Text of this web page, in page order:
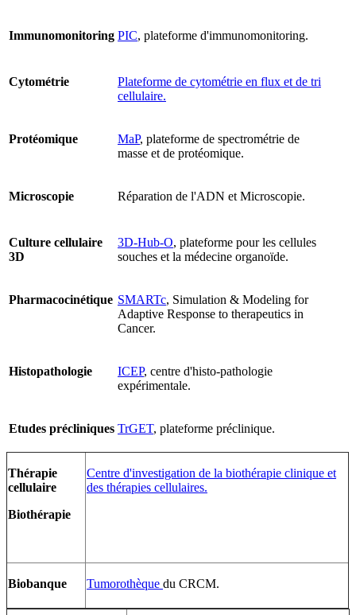
Immunomonitoring PIC, plateforme d'immunomonitoring.
Cytométrie
Plateforme de cytométrie en flux et de tri
cellulaire.
Protéomique MaP, plateforme de spectrométrie de
masse et de protéomique.
Microscopie Réparation de l'ADN et Microscopie.
Culture cellulaire
3D
3D-Hub-O, plateforme pour les cellules
souches et la médecine organoïde.
Pharmacocinétique SMARTc, Simulation & Modeling for
Adaptive Response to therapeutics in
Cancer.
Histopathologie ICEP, centre d'histo-pathologie
expérimentale.
Etudes précliniques TrGET, plateforme préclinique.
Thérapie
cellulaire
Biothérapie
Centre d'investigation de la biothérapie clinique et
des thérapies cellulaires.
Biobanque Tumorothèque du CRCM.